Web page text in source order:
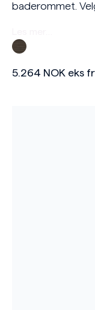
baderommet.
5.264 NOK eks